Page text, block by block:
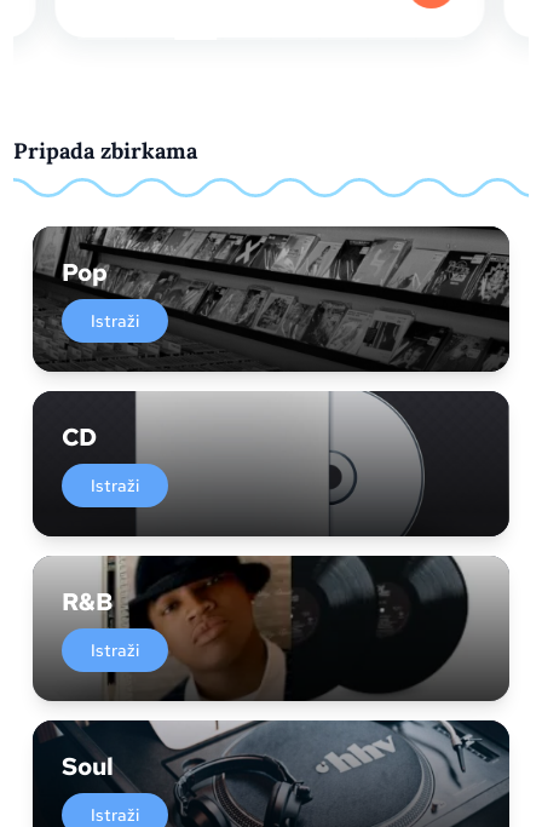
Pripada zbirkama
Pop
Istraži
CD
Istraži
R&B
Istraži
Soul
Istraži